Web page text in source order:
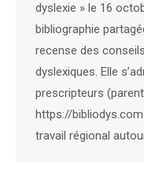
dyslexie » le 16
bibliographie
recense des
dyslexiques. Elle
prescripteurs
https://
travail régional